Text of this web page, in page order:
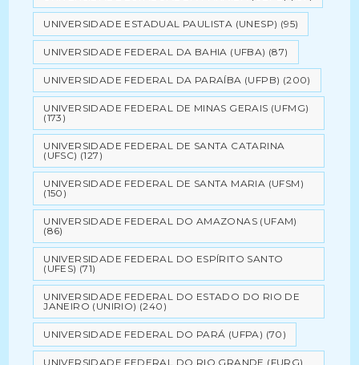
UNIVERSIDADE ESTADUAL PAULISTA (UNESP) (95)
UNIVERSIDADE FEDERAL DA BAHIA (UFBA) (87)
UNIVERSIDADE FEDERAL DA PARAÍBA (UFPB) (200)
UNIVERSIDADE FEDERAL DE MINAS GERAIS (UFMG)
(173)
UNIVERSIDADE FEDERAL DE SANTA CATARINA
(UFSC) (127)
UNIVERSIDADE FEDERAL DE SANTA MARIA (UFSM)
(150)
UNIVERSIDADE FEDERAL DO AMAZONAS (UFAM)
(86)
UNIVERSIDADE FEDERAL DO ESPÍRITO SANTO
(UFES) (71)
UNIVERSIDADE FEDERAL DO ESTADO DO RIO DE
JANEIRO (UNIRIO) (240)
UNIVERSIDADE FEDERAL DO PARÁ (UFPA) (70)
UNIVERSIDADE FEDERAL DO RIO GRANDE (FURG)